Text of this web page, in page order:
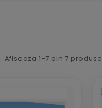
Afiseaza 1-7 din 7 produse